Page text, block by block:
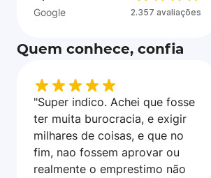
Google 2.357 avaliações
Quem conhece, confia
"Super indico. Achei que fosse
ter muita burocracia, e exigir
milhares de coisas, e que no
fim, nao fossem aprovar ou
realmente o emprestimo não